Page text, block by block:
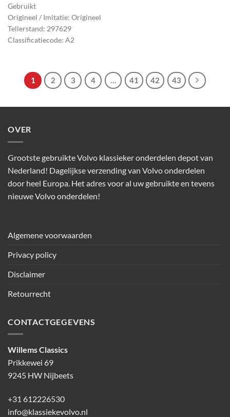
Gebruikt
Origineel / Imitatie: Origineel
Tellerstand: 297629
Classificatiecode: A2
1 2 3 4 … 41 42 43
OVER
Grootste gebruikte Volvo klassieker onderdelen depot van
Nederland! Dagelijkse verzending van Volvo onderdelen
door heel Europa. Het adres voor al uw gebruikte en tevens
nieuwe Volvo onderdelen!
Algemene voorwaarden
Privacy policy
Disclaimer
Retourrecht
CONTACTGEGEVENS
Willems Classics
Prikkewei 69
9245 HW Nijbeets
+31 612226530
info@klassiekevolvo.nl